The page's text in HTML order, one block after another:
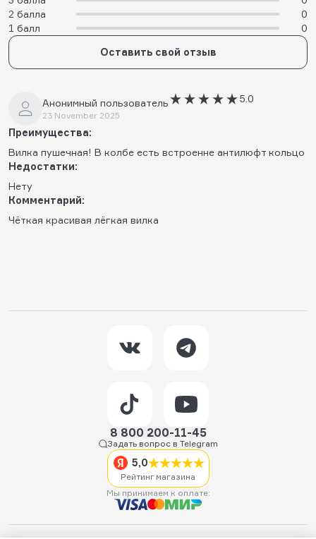
2 балла
0
1 балл
0
Оставить свой отзыв
Анонимный пользователь
23 November 2025
5.0
Преимущества:
Вилка пушечная! В колбе есть встроенне антилюфт кольцо
Недостатки:
Нету
Комментарий:
Чёткая красивая лёгкая вилка
8 800 200-11-45
Задать вопрос в Telegram
5,0
Рейтинг магазина
Мы принимаем к оплате: